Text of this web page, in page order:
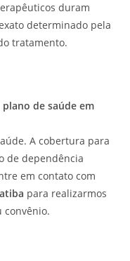
duram
determinado pela
tratamento.
de saúde em
A cobertura para
de dependência
em contato com
para realizarmos
convênio.